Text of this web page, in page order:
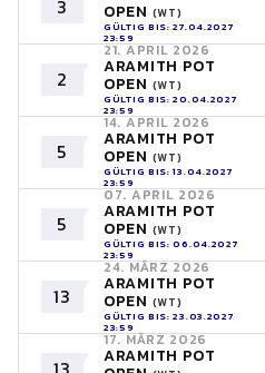
3 OPEN (WT)
GÜLTIG BIS: 27.04.2027
23:59
2
21. APRIL 2026
ARAMITH POT
OPEN (WT)
GÜLTIG BIS: 20.04.2027
23:59
5
14. APRIL 2026
ARAMITH POT
OPEN (WT)
GÜLTIG BIS: 13.04.2027
23:59
5
07. APRIL 2026
ARAMITH POT
OPEN (WT)
GÜLTIG BIS: 06.04.2027
23:59
13
24. MÄRZ 2026
ARAMITH POT
OPEN (WT)
GÜLTIG BIS: 23.03.2027
23:59
17. MÄRZ 2026
ARAMITH POT